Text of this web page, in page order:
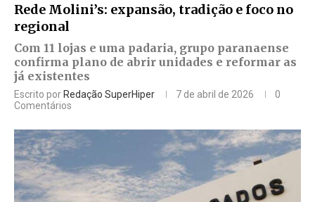
Rede Molini’s: expansão, tradição e foco no
regional
Com 11 lojas e uma padaria, grupo paranaense
confirma plano de abrir unidades e reformar as
já existentes
Escrito porRedação SuperHiper 7 de abril de 2026
0
Comentários